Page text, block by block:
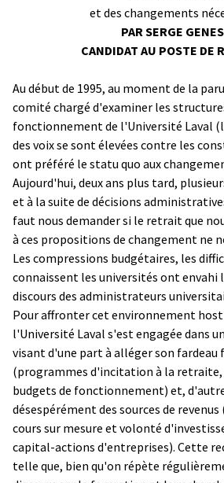
et des changements
PAR SERGE
CANDIDAT AU POSTE DE
Au début de 1995, au moment de la
comité chargé d'examiner les
fonctionnement de l'Université Laval
des voix se sont élevées contre les
ont préféré le statu quo aux
Aujourd'hui, deux ans plus tard,
et à la suite de décisions
faut nous demander si le retrait que
à ces propositions de changement ne
Les compressions budgétaires, les
connaissent les universités ont envahi
discours des administrateurs
Pour affronter cet environnement
l'Université Laval s'est engagée dans
visant d'une part à alléger son fardeau
(programmes d'incitation à la retraite,
budgets de fonctionnement) et,
désespérément des sources de
cours sur mesure et volonté
capital-actions d'entreprises). Cette
telle que, bien qu'on répète